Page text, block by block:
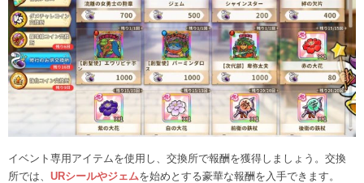
イベント専用アイテムを使用し、交換所で報酬を獲得しましょう。交換
所では、 URシールやジェムを始めとする豪華な報酬を入手できます。